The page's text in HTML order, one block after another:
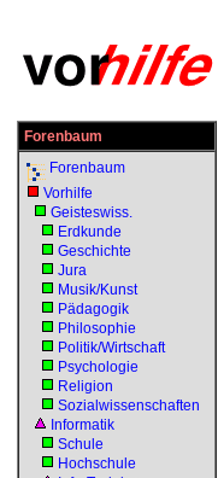
Forenbaum
Forenbaum
Vorhilfe
Geisteswiss.
Erdkunde
Geschichte
Jura
Musik/Kunst
Pädagogik
Philosophie
Politik/Wirtschaft
Psychologie
Religion
Sozialwissenschaften
Informatik
Schule
Hochschule